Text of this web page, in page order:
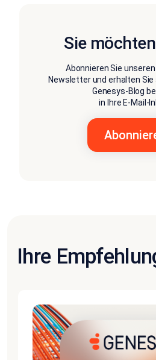
Sie
Abonnieren Sie
Newsletter und erhalten
Genesys-Blog
in Ihre E-Mail-
Ihre